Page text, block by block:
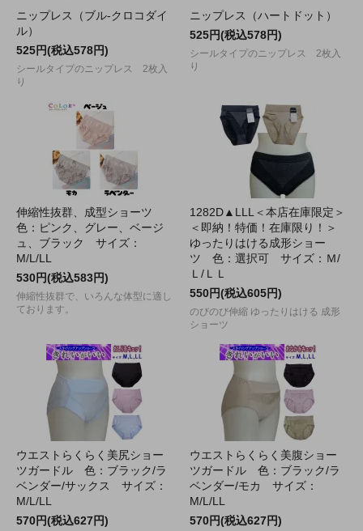
ニップレス（ブル-クロコダイ
ル）
525円(税込578円)
シールタイプのニップレス 2枚入
り
ニップレス（ハートドット）
525円(税込578円)
シールタイプのニップレス 2枚入
り
伸縮性抜群、成型ショーツ
色：ピンク、グレー、ベージ
ュ、ブラック サイズ：
M/L/LL
530円(税込583円)
伸縮性抜群で、いろんな体型に適し
ております。
1282D▲LLL＜本店在庫限定＞
＜即納！特価！在庫限り！＞
ゆったりはける成形ショー
ツ 色：選択可 サイズ：Ｍ/
Ｌ/ＬＬ
550円(税込605円)
のびのび伸縮 ゆったりはける 成形
ショーツ
ウエストらくらく美尻ショー
ツガードル 色：ブラック/ラ
ベンダー/サックス サイズ：
M/L/LL
570円(税込627円)
ウエストらくらく美腹ショー
ツガードル 色：ブラック/ラ
ベンダー/モカ サイズ：
M/L/LL
570円(税込627円)